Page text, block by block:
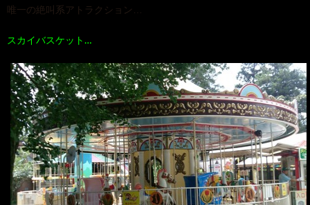
唯一の絶叫系アトラクション…
スカイバスケット…